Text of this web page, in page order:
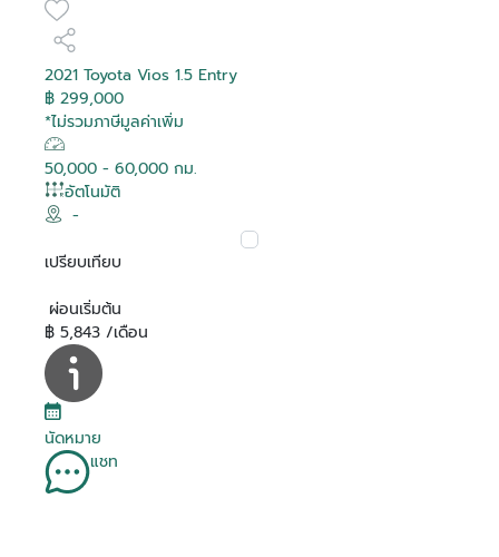
2021 Toyota Vios 1.5 Entry
฿ 299,000
*ไม่รวมภาษีมูลค่าเพิ่ม
50,000 - 60,000 กม.
อัตโนมัติ
-
เปรียบเทียบ
ผ่อนเริ่มต้น
฿ 5,843 /เดือน
นัดหมาย
แชท